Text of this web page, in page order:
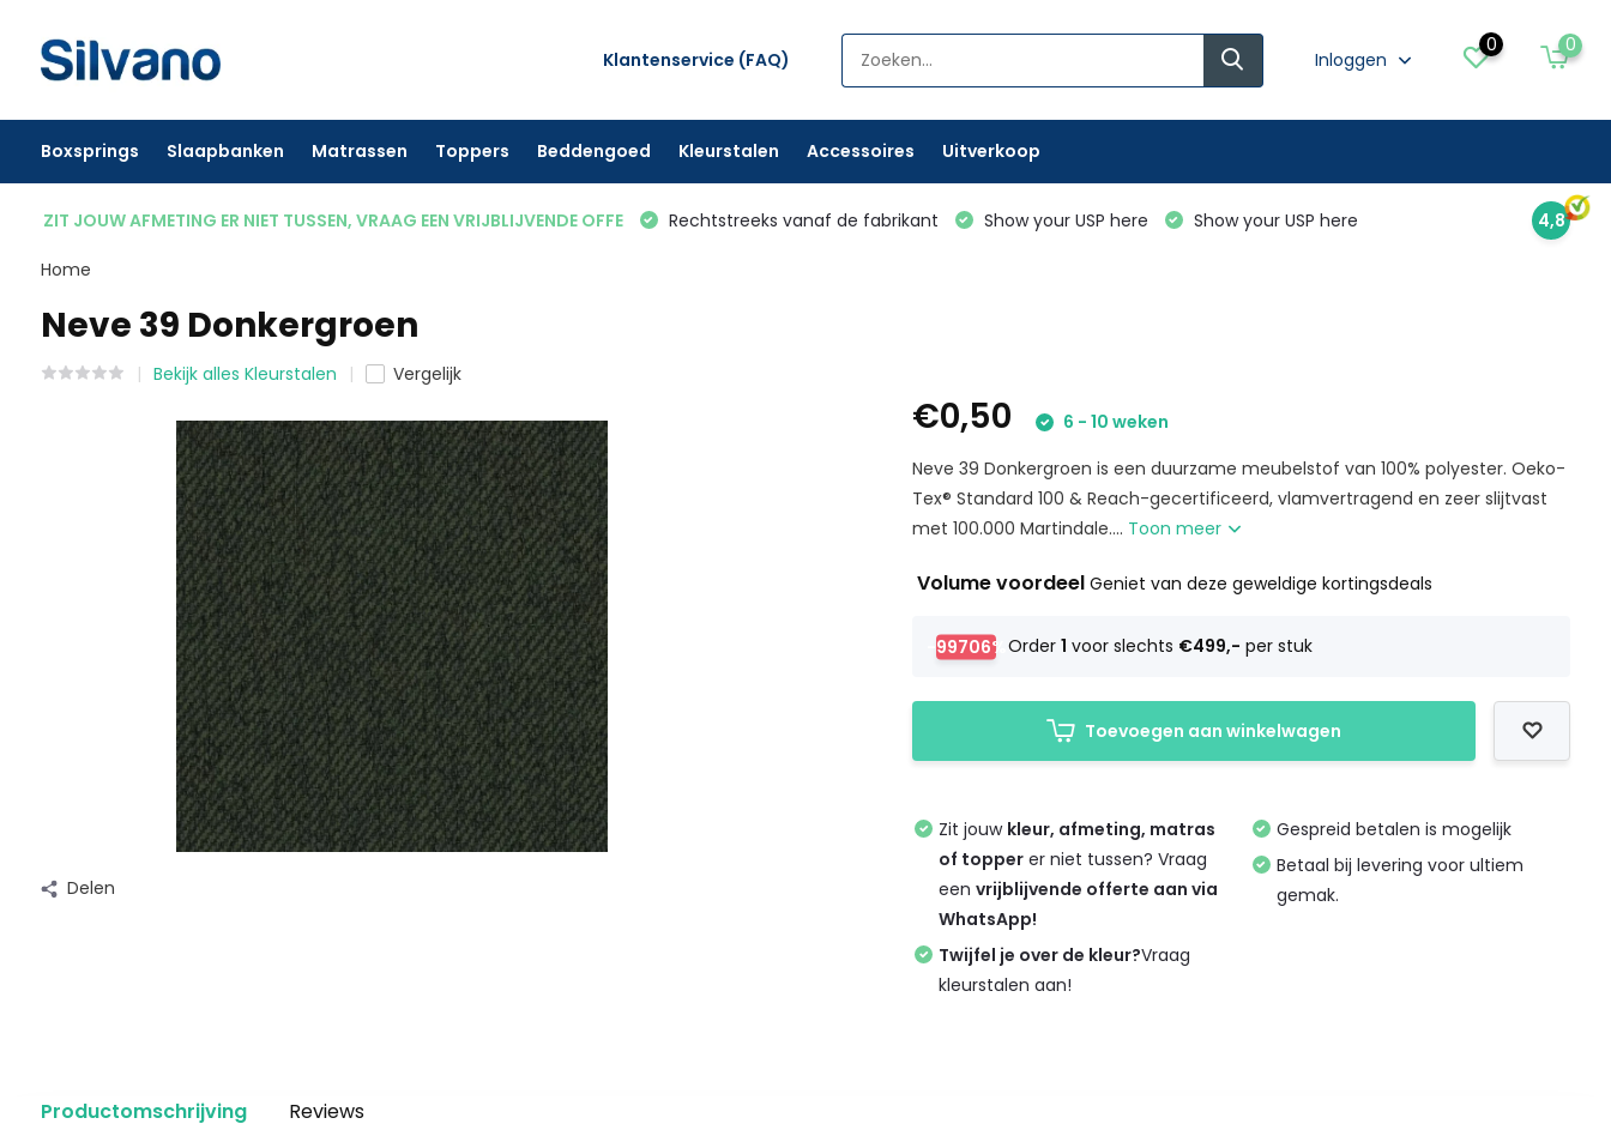
Klantenservice (FAQ) Inloggen
0 0
Boxsprings Slaapbanken Matrassen Toppers Beddengoed Kleurstalen Accessoires Uitverkoop
ZIT JOUW AFMETING ER NIET TUSSEN, VRAAG EEN VRIJBLIJVENDE OFFE Rechtstreeks vanaf de fabrikant Show your USP here Show your USP here 4,8
Home
Neve 39 Donkergroen
Bekijk alles Kleurstalen Vergelijk
Delen
€0,50
6 - 10 weken
Neve 39 Donkergroen is een duurzame meubelstof van 100% polyester. Oeko-
Tex® Standard 100 & Reach-gecertificeerd, vlamvertragend en zeer slijtvast
met 100.000 Martindale.... Toon meer
Volume voordeelGeniet van deze geweldige kortingsdeals
-99706% Order1 voor slechts €499,- per stuk
Toevoegen aan winkelwagen
Zit jouw kleur, afmeting, matras
of topper er niet tussen? Vraag
eenvrijblijvende offerte aan via
WhatsApp!
Twijfel je over de kleur?Vraag
kleurstalen aan!
Gespreid betalen is mogelijk
Betaal bij levering voor ultiem
gemak.
Productomschrijving Reviews